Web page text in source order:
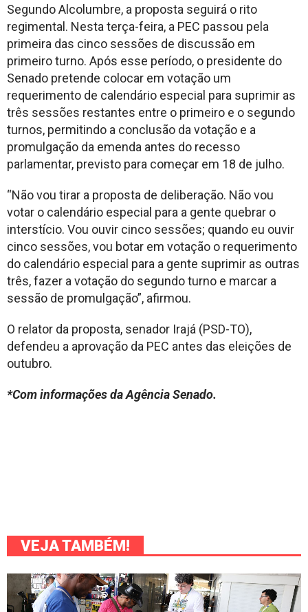
Segundo Alcolumbre, a proposta seguirá o rito
regimental. Nesta terça-feira, a PEC passou pela
primeira das cinco sessões de discussão em
primeiro turno. Após esse período, o presidente do
Senado pretende colocar em votação um
requerimento de calendário especial para suprimir as
três sessões restantes entre o primeiro e o segundo
turnos, permitindo a conclusão da votação e a
promulgação da emenda antes do recesso
parlamentar, previsto para começar em 18 de julho.
“Não vou tirar a proposta de deliberação. Não vou
votar o calendário especial para a gente quebrar o
interstício. Vou ouvir cinco sessões; quando eu ouvir
cinco sessões, vou botar em votação o requerimento
do calendário especial para a gente suprimir as outras
três, fazer a votação do segundo turno e marcar a
sessão de promulgação”, afirmou.
O relator da proposta, senador Irajá (PSD-TO),
defendeu a aprovação da PEC antes das eleições de
outubro.
*Com informações da Agência Senado.
VEJA TAMBÉM!